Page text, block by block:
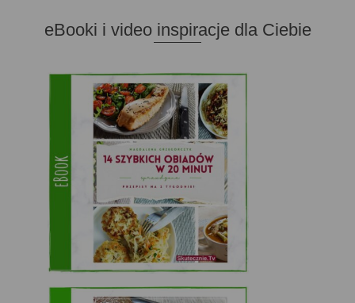
eBooki i video inspiracje dla Ciebie